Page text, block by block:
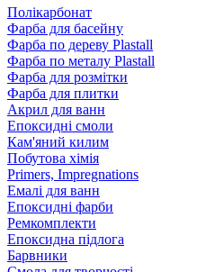
Полікарбонат
Фарба для басейну
Фарба по дереву Plastall
Фарба по металу Plastall
Фарба для розмітки
Фарба для плитки
Акрил для ванн
Епоксидні смоли
Кам'яний килим
Побутова хімія
Primers, Impregnations
Емалі для ванн
Епоксидні фарби
Ремкомплекти
Епоксидна підлога
Барвники